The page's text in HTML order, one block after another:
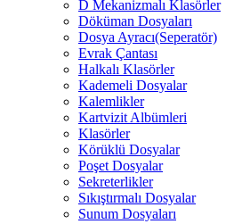
D Mekanizmalı Klasörler
Döküman Dosyaları
Dosya Ayracı(Seperatör)
Evrak Çantası
Halkalı Klasörler
Kademeli Dosyalar
Kalemlikler
Kartvizit Albümleri
Klasörler
Körüklü Dosyalar
Poşet Dosyalar
Sekreterlikler
Sıkıştırmalı Dosyalar
Sunum Dosyaları